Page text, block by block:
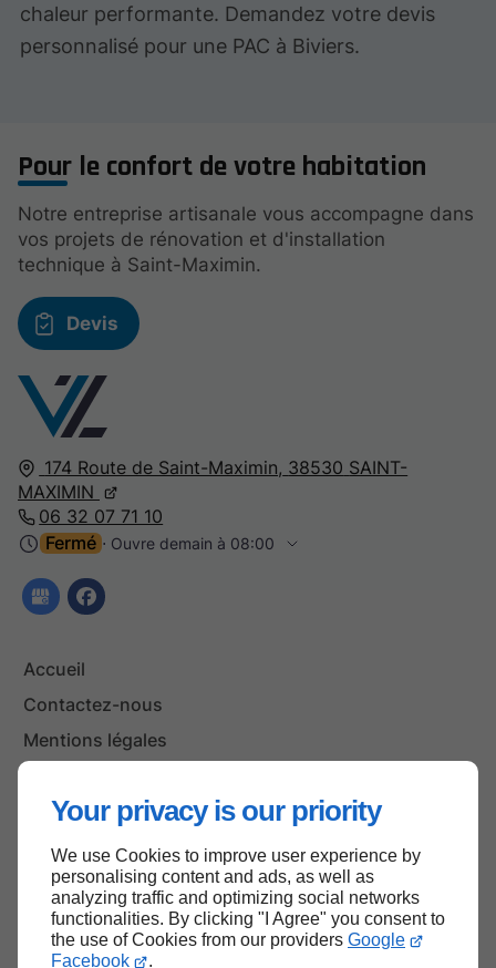
Your privacy is our priority
We use Cookies to improve user experience by
personalising content and ads, as well as
analyzing traffic and optimizing social networks
functionalities. By clicking "I Agree" you consent to
the use of Cookies from our providers Google
Facebook
.
chaleur performante. Demandez votre devis
personnalisé pour une PAC à Biviers.
174 Route de Saint-Maximin, 38530 SAINT-
MAXIMIN
06 32 07 71 10
Fermé ⋅ Ouvre demain à 08:00
Accueil
Contactez-nous
Mentions légales
Pour le confort de votre habitation
Notre entreprise artisanale vous accompagne dans
vos projets de rénovation et d'installation
technique à Saint-Maximin.
Devis
Haut de page